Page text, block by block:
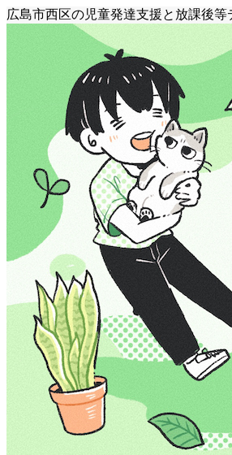
広島市西区の児童発達支援と放課後等